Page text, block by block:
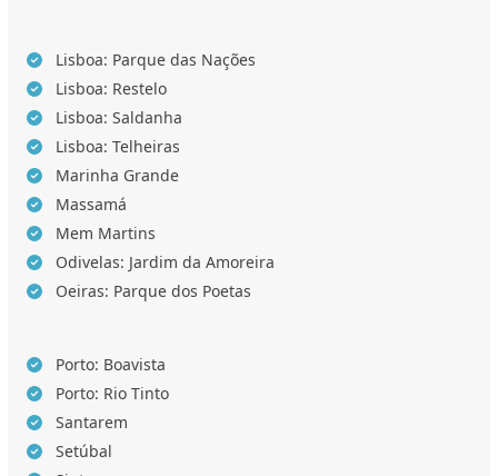
Lisboa: Parque das Nações
Lisboa: Restelo
Lisboa: Saldanha
Lisboa: Telheiras
Marinha Grande
Massamá
Mem Martins
Odivelas: Jardim da Amoreira
Oeiras: Parque dos Poetas
Porto: Boavista
Porto: Rio Tinto
Santarem
Setúbal